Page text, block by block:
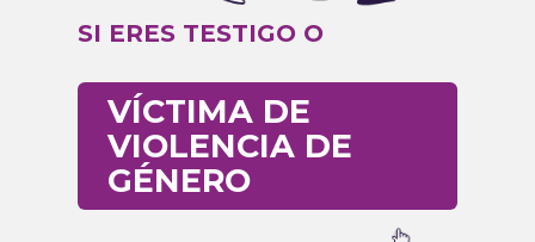
SI ERES TESTIGO O
VÍCTIMA DE
VIOLENCIA DE
GÉNERO